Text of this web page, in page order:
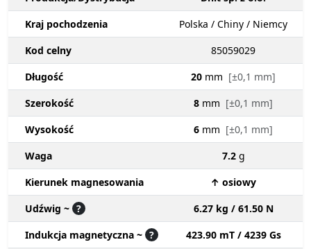
Kraj pochodzenia
Polska / Chiny / Niemcy
Kod celny
85059029
Długość
20 mm [±0,1 mm]
Szerokość
8 mm [±0,1 mm]
Wysokość
6 mm [±0,1 mm]
Waga
7.2 g
Kierunek magnesowania
↑ osiowy
Udźwig ~ ?
6.27 kg / 61.50 N
Indukcja magnetyczna ~ ?
423.90 mT / 4239 Gs